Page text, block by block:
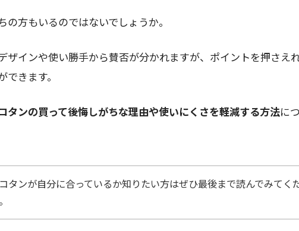
の方もいるのではないでしょうか。
ザインや使い勝手から賛否が分かれますが、ポイントを押さえ
きます。
タンの買って後悔しがちな理由や使いにくさを軽減する方法に
タンが自分に合っているか知りたい方はぜひ最後まで読んでみてく